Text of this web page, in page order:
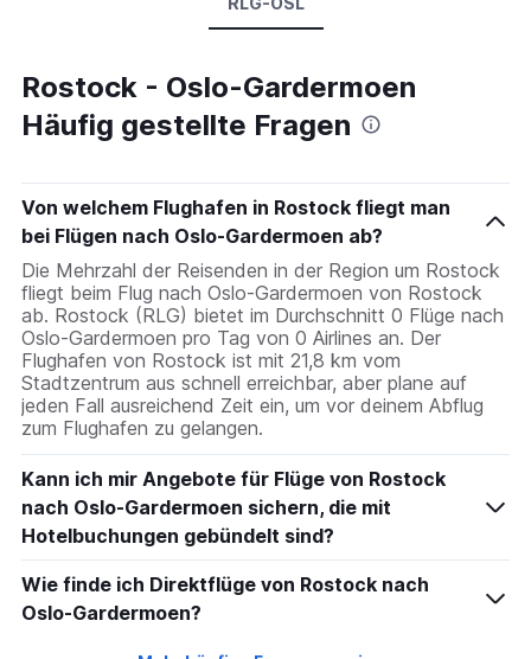
Rostock - Oslo-Gardermoen
Häufig gestellte Fragen
Von welchem Flughafen in Rostock fliegt man
bei Flügen nach Oslo-Gardermoen ab?
Die Mehrzahl der Reisenden in der Region um Rostock
fliegt beim Flug nach Oslo-Gardermoen von Rostock
ab. Rostock (RLG) bietet im Durchschnitt 0 Flüge nach
Oslo-Gardermoen pro Tag von 0 Airlines an. Der
Flughafen von Rostock ist mit 21,8 km vom
Stadtzentrum aus schnell erreichbar, aber plane auf
jeden Fall ausreichend Zeit ein, um vor deinem Abflug
zum Flughafen zu gelangen.
Kann ich mir Angebote für Flüge von Rostock
nach Oslo-Gardermoen sichern, die mit
Hotelbuchungen gebündelt sind?
Wie finde ich Direktflüge von Rostock nach
Oslo-Gardermoen?